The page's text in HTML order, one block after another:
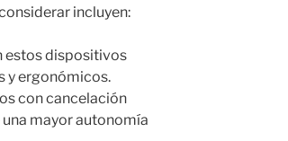
incluyen:
estos dispositivos
y ergonómicos.
con cancelación
mayor autonomía